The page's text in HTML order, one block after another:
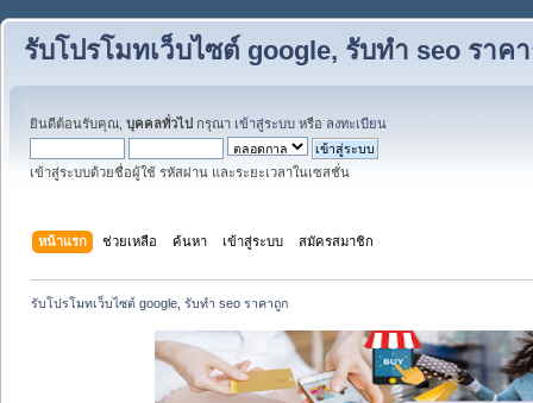
รับโปรโมทเว็บไซต์ google, รับทำ seo ราค
ยินดีต้อนรับคุณ, บุคคลทั่วไป กรุณา เข้าสู่ระบบ หรือ ลงทะเบียน
เข้าสู่ระบบด้วยชื่อผู้ใช้ รหัสผ่าน และระยะเวลาในเซสชั่น
หน้าแรก ช่วยเหลือ ค้นหา เข้าสู่ระบบ สมัครสมาชิก
รับโปรโมทเว็บไซต์ google, รับทำ seo ราคาถูก